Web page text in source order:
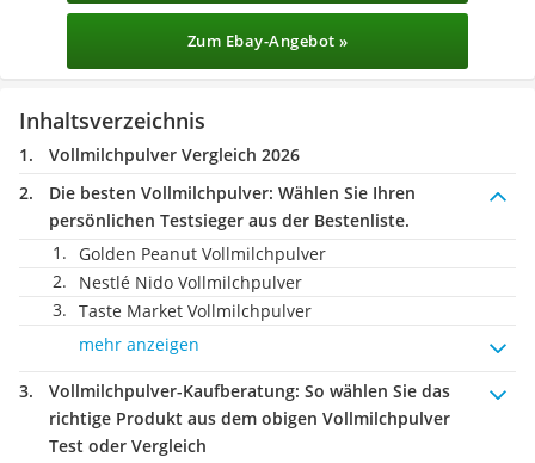
Zum Ebay-Angebot »
Inhaltsverzeichnis
Vollmilchpulver Vergleich 2026
Die besten Vollmilchpulver: Wählen Sie Ihren
persönlichen Testsieger aus der Bestenliste.
Golden Peanut Vollmilchpulver
Nestlé Nido Vollmilchpulver
Taste Market Vollmilchpulver
mehr anzeigen
Vollmilchpulver-Kaufberatung: So wählen Sie das
richtige Produkt aus dem obigen Vollmilchpulver
Test oder Vergleich